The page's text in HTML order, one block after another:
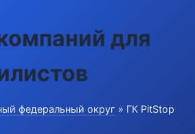
для
федеральный округ » ГК PitStop